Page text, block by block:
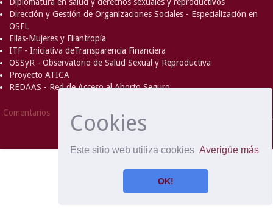
Cookies
Este sitio web utiliza cookies Averigüe más
OK!
Dirección y Gestión de Organizaciones Sociales - Especialización en
OSFL
Ellas-Mujeres y Filantropía
ITF - Iniciativa deTransparencia Financiera
OSSyR - Observatorio de Salud Sexual y Reproductiva
Proyecto ATICA
REDAAS - Red de Acceso al Aborto Seguro
Comentarios
2008 MITandHewlett-Packard
- Extensión mantenida y